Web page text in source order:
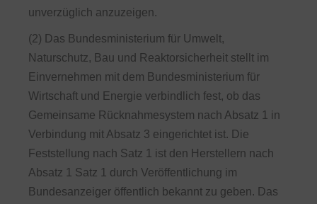
unverzüglich anzuzeigen.
(2) Das Bundesministerium für Umwelt,
Naturschutz, Bau und Reaktorsicherheit stellt im
Einvernehmen mit dem Bundesministerium für
Wirtschaft und Energie verbindlich fest, ob das
Gemeinsame Rücknahmesystem nach Absatz 1 in
Verbindung mit Absatz 3 eingerichtet ist. Die
Feststellung nach Satz 1 ist den Herstellern nach
Absatz 1 Satz 1 durch Veröffentlichung im
Bundesanzeiger öffentlich bekannt zu geben. Das